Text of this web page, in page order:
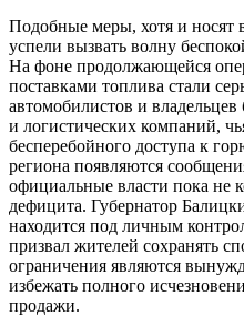
Подобные меры, хотя и носят
успели вызвать волну
На фоне продолжающейся
поставками топлива стали
автомобилистов и владельцев
и логистических компаний,
бесперебойного доступа к
региона появляются
официальные власти пока не
дефицита. Губернатор
находится под личным
призвал жителей сохранять
ограничения являются
избежать полного
продажи.